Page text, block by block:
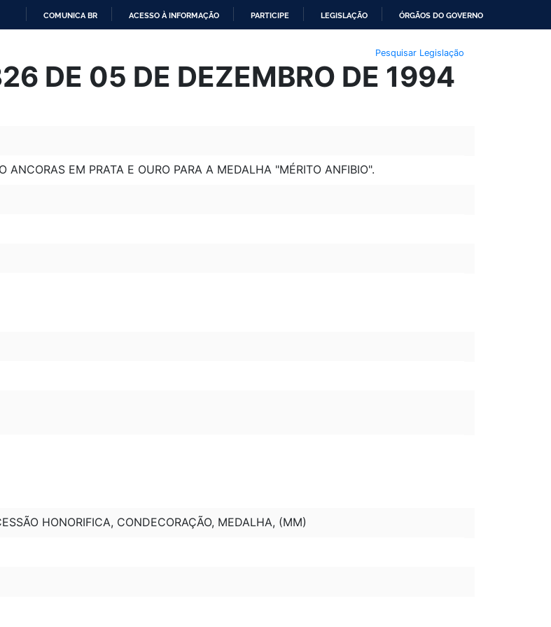
O
CONTEÚDO
COMUNICA BR ACESSO À INFORMAÇÃO PARTICIPE LEGISLAÇÃO ÓRGÃOS DO GOVERNO
Pesquisar Legislação
DE 05 DE DEZEMBRO DE 1994
ANCORAS EM PRATA E OURO PARA A MEDALHA "MÉRITO ANFIBIO".
HONORIFICA, CONDECORAÇÃO, MEDALHA, (MM)